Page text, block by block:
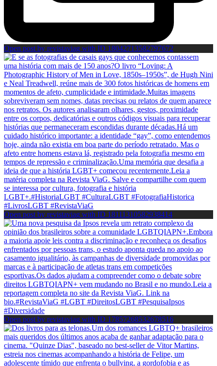
Open post by revistaviag with ID 18042713582797672
Open post by revistaviag with ID 18111310582938414
Open post by revistaviag with ID 17857268532678516